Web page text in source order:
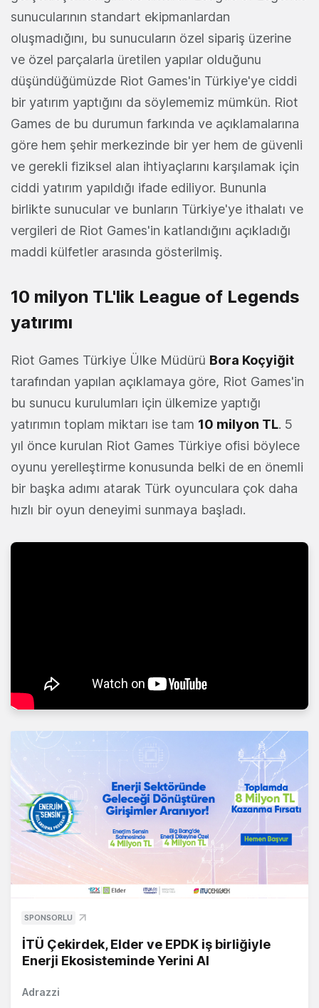
sunucularının standart ekipmanlardan
oluşmadığını, bu sunucuların özel sipariş üzerine
ve özel parçalarla üretilen yapılar olduğunu
düşündüğümüzde Riot Games'in Türkiye'ye ciddi
bir yatırım yaptığını da söylememiz mümkün. Riot
Games de bu durumun farkında ve açıklamalarına
göre hem şehir merkezinde bir yer hem de güvenli
ve gerekli fiziksel alan ihtiyaçlarını karşılamak için
ciddi yatırım yapıldığı ifade ediliyor. Bununla
birlikte sunucular ve bunların Türkiye'ye ithalatı ve
vergileri de Riot Games'in katlandığını açıkladığı
maddi külfetler arasında gösterilmiş.
10 milyon TL'lik League of Legends
yatırımı
Riot Games Türkiye Ülke Müdürü Bora Koçyiğit
tarafından yapılan açıklamaya göre, Riot Games'in
bu sunucu kurulumları için ülkemize yaptığı
yatırımın toplam miktarı ise tam 10 milyon TL. 5
yıl önce kurulan Riot Games Türkiye ofisi böylece
oyunu yerelleştirme konusunda belki de en önemli
bir başka adımı atarak Türk oyunculara çok daha
hızlı bir oyun deneyimi sunmaya başladı.
SPONSORLU
İTÜ Çekirdek, Elder ve EPDK iş birliğiyle
Enerji Ekosisteminde Yerini Al
Adrazzi